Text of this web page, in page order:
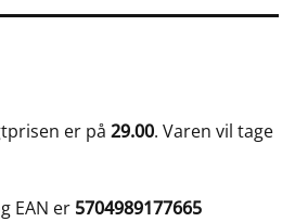
er på 29.00. Varen vil tage
EAN er 5704989177665